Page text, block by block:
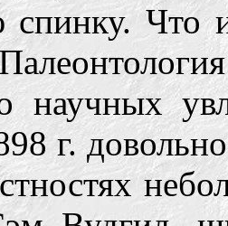
спинку. Что
научных
г.